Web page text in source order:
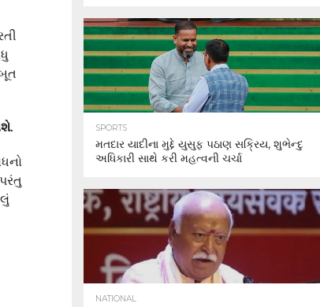
SPORTS
મતદાર યાદીના મુદ્દે યુસુફ પઠાણ સક્રિય, શુભેન્દુ
અધિકારી સાથે કરી મહત્વની ચર્ચા
NATIONAL